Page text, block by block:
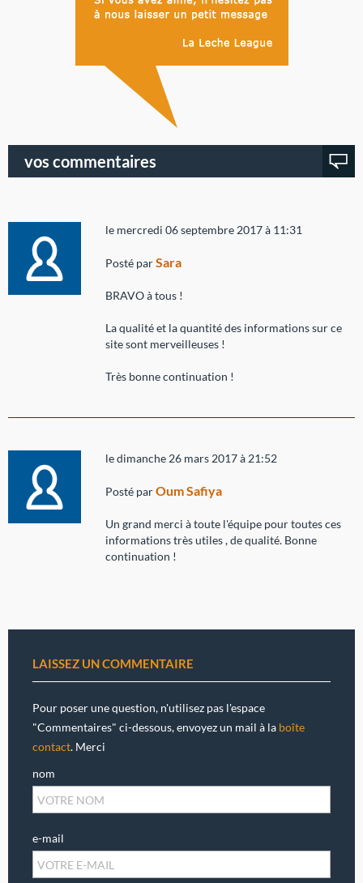
vos commentaires
le mercredi 06 septembre 2017 à 11:31
Posté parSara
BRAVO à tous !
La qualité et la quantité des informations sur ce
site sont merveilleuses !
Très bonne continuation !
le dimanche 26 mars 2017 à 21:52
Posté parOum Safiya
Un grand merci à toute l'équipe pour toutes ces
informations très utiles , de qualité. Bonne
continuation !
LAISSEZ UN COMMENTAIRE
Pour poser une question, n'utilisez pas l'espace
"Commentaires" ci-dessous, envoyez un mail à la boîte
contact. Merci
nom
e-mail